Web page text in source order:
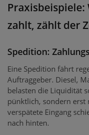
zahlt, zählt der
Spedition:
Eine Spedition fährt
Auftraggeber. Diesel,
belasten die Liquidität
pünktlich, sondern erst
verspätete Eingang
nach hinten.